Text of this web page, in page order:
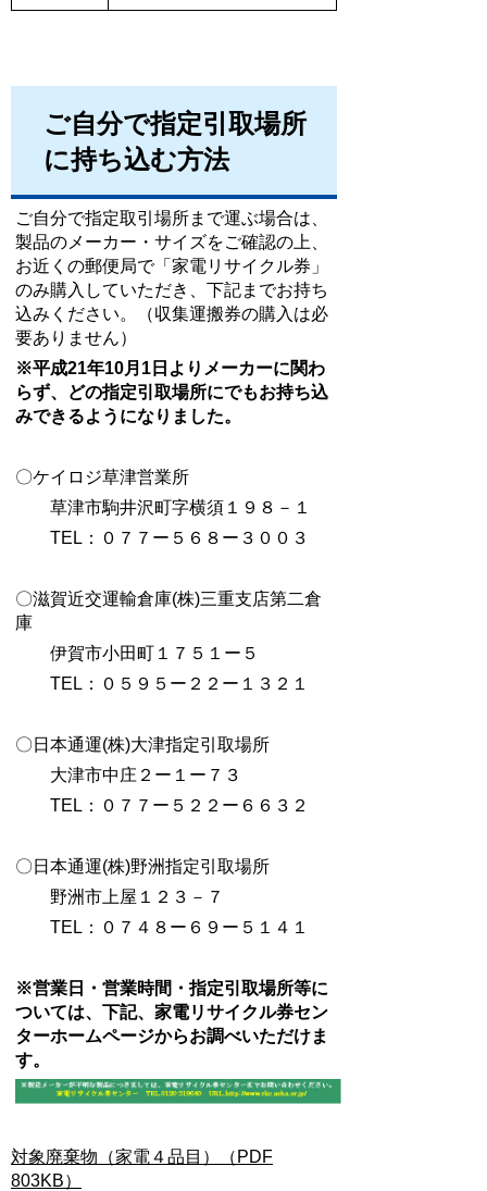
ご自分で指定引取場所
に持ち込む方法
ご自分で指定取引場所まで運ぶ場合は、
製品のメーカー・サイズをご確認の上、
お近くの郵便局で「家電リサイクル券」
のみ購入していただき、下記までお持ち
込みください。（収集運搬券の購入は必
要ありません）
※平成21年10月1日よりメーカーに関わ
らず、どの指定引取場所にでもお持ち込
みできるようになりました。
〇ケイロジ草津営業所
草津市駒井沢町字横須１９８－１
TEL：０７７ー５６８ー３００３
〇滋賀近交運輸倉庫(株)三重支店第二倉
庫
伊賀市小田町１７５１ー５
TEL：０５９５ー２２ー１３２１
〇日本通運(株)大津指定引取場所
大津市中庄２ー１ー７３
TEL：０７７ー５２２ー６６３２
〇日本通運(株)野洲指定引取場所
野洲市上屋１２３－７
TEL：０７４８ー６９ー５１４１
※営業日・営業時間・指定引取場所等に
ついては、下記、家電リサイクル券セン
ターホームページからお調べいただけま
す。
対象廃棄物（家電４品目） （ PDF
803KB）